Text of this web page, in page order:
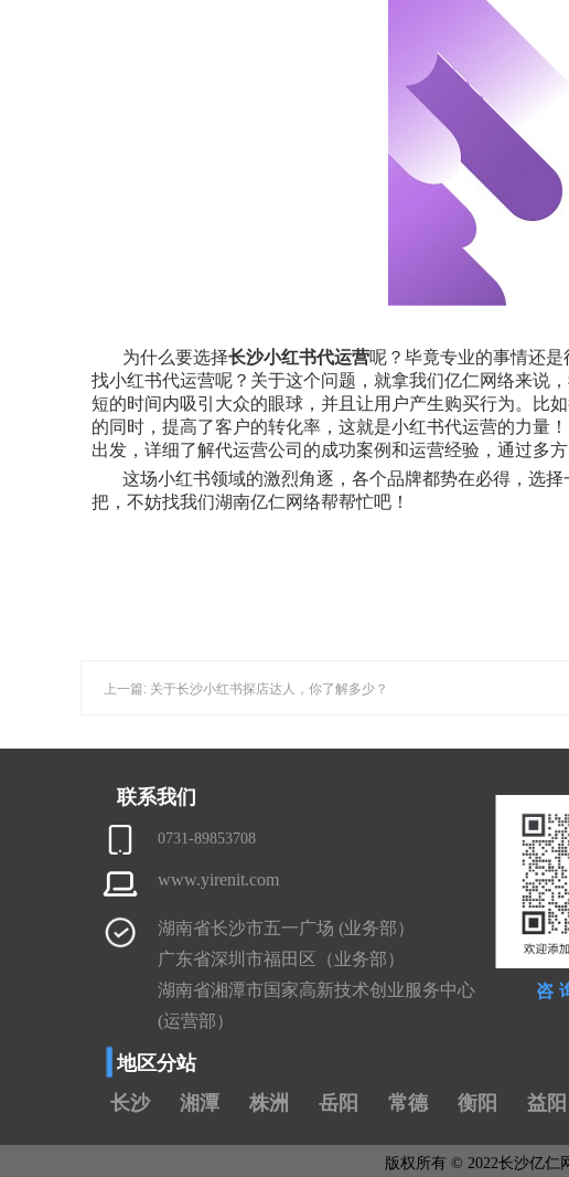
为什么要选择长沙小红书代运营呢？毕竟专业的事情还
找小红书代运营呢？关于这个问题，就拿我们亿仁网络来说，
短的时间内吸引大众的眼球，并且让用户产生购买行为。比
的同时，提高了客户的转化率，这就是小红书代运营的力量
出发，详细了解代运营公司的成功案例和运营经验，通过多
这场小红书领域的激烈角逐，各个品牌都势在必得，选择
把，不妨找我们湖南亿仁网络帮帮忙吧！
上一篇: 关于长沙小红书探店达人，你了解多少？
联系我们
0731-89853708
www.yirenit.com
湖南省长沙市五一广场 (业务部）
广东省深圳市福田区（业务部）
湖南省湘潭市国家高新技术创业服务中心
(运营部）
地区分站
长沙
湘潭 株洲 岳阳 常德 衡阳 益阳
咨
版权所有 © 2022长沙亿仁